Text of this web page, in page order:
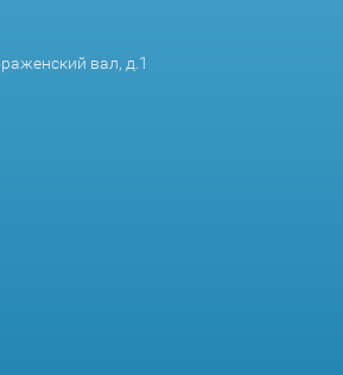
вал, д.1